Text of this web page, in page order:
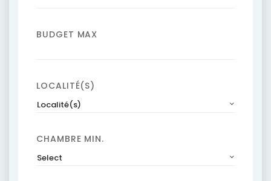
BUDGET MAX
LOCALITÉ(S)
Localité(s)
CHAMBRE MIN.
Select